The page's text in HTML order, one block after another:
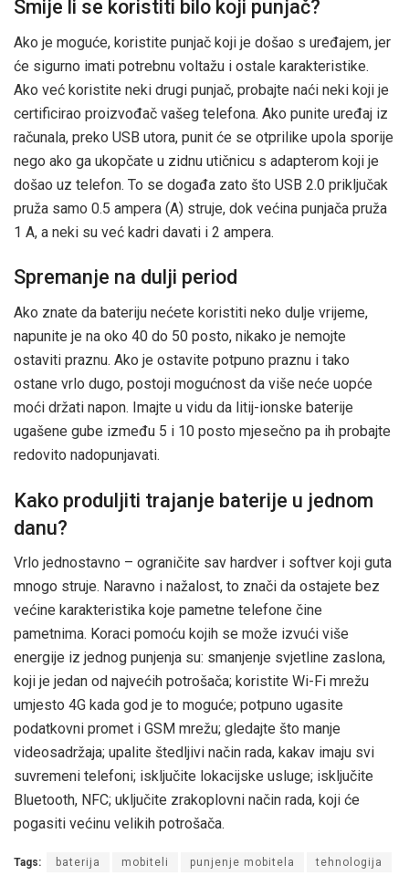
Smije li se koristiti bilo koji punjač?
Ako je moguće, koristite punjač koji je došao s uređajem, jer
će sigurno imati potrebnu voltažu i ostale karakteristike.
Ako već koristite neki drugi punjač, probajte naći neki koji je
certificirao proizvođač vašeg telefona. Ako punite uređaj iz
računala, preko USB utora, punit će se otprilike upola sporije
nego ako ga ukopčate u zidnu utičnicu s adapterom koji je
došao uz telefon. To se događa zato što USB 2.0 priključak
pruža samo 0.5 ampera (A) struje, dok većina punjača pruža
1 A, a neki su već kadri davati i 2 ampera.
Spremanje na dulji period
Ako znate da bateriju nećete koristiti neko dulje vrijeme,
napunite je na oko 40 do 50 posto, nikako je nemojte
ostaviti praznu. Ako je ostavite potpuno praznu i tako
ostane vrlo dugo, postoji mogućnost da više neće uopće
moći držati napon. Imajte u vidu da litij-ionske baterije
ugašene gube između 5 i 10 posto mjesečno pa ih probajte
redovito nadopunjavati.
Kako produljiti trajanje baterije u jednom
danu?
Vrlo jednostavno – ograničite sav hardver i softver koji guta
mnogo struje. Naravno i nažalost, to znači da ostajete bez
većine karakteristika koje pametne telefone čine
pametnima. Koraci pomoću kojih se može izvući više
energije iz jednog punjenja su: smanjenje svjetline zaslona,
koji je jedan od najvećih potrošača; koristite Wi-Fi mrežu
umjesto 4G kada god je to moguće; potpuno ugasite
podatkovni promet i GSM mrežu; gledajte što manje
videosadržaja; upalite štedljivi način rada, kakav imaju svi
suvremeni telefoni; isključite lokacijske usluge; isključite
Bluetooth, NFC; uključite zrakoplovni način rada, koji će
pogasiti većinu velikih potrošača.
Tags: baterija mobiteli punjenje mobitela tehnologija